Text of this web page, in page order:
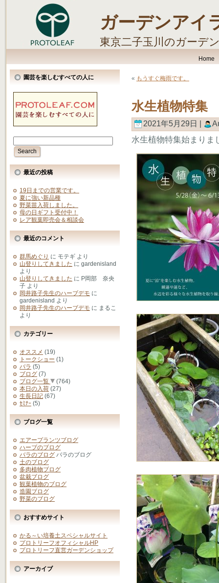
ガーデンアイ
東京二子玉川のガーデ
Home
園芸を楽しむすべての人に
最近の投稿
19日までの営業です。
夏に強い新品種
野菜苗入荷しました。
母の日ギフト受付中！
レア観葉即売会＆相談会
最近のコメント
群馬めぐり に モテギ より
山登りしてきました に gardenisland
より
山登りしてきました に P岡部 奈央
子 より
岡井路子先生のハーブデモ に
gardenisland より
岡井路子先生のハーブデモ に まるこ
より
カテゴリー
オススメ (19)
トークショー (1)
バラ (5)
ブログ (7)
ブログ一覧
(764)
本日の入荷 (27)
生長日記 (67)
ｾﾐﾅｰ (5)
ブログ一覧
エアープランツブログ
ハーブのブログ
バラのブログ バラのブログ
土のブログ
多肉植物ブログ
盆栽ブログ
観葉植物のブログ
造園ブログ
野菜のブログ
おすすめサイト
かる～い培養土スペシャルサイト
プロトリーフオフィシャルHP
プロトリーフ直営ガーデンショップ
アーカイブ
« もうすぐ梅雨です。
水生植物特集
2021年5月29日 |
水生植物特集始まりま